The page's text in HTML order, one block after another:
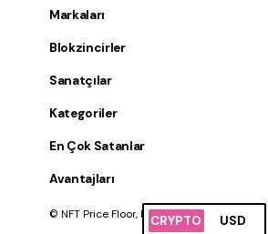
CRYPTO USD
Markaları
Blokzincirler
Sanatçılar
Kategoriler
En Çok Satanlar
Avantajları
© NFT Price Floor, Inc. Tüm hakları saklıdır.